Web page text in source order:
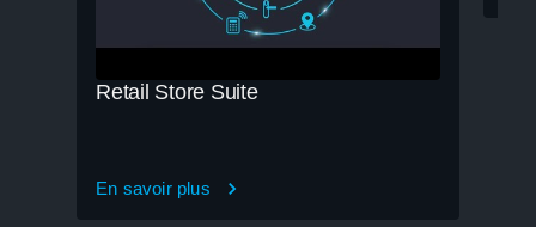
Retail Store Suite
En savoir plus